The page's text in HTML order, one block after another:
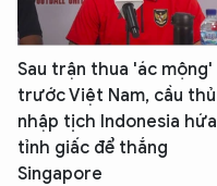
Sau trận thua 'ác mộng'
trước Việt Nam, cầu thủ
nhập tịch Indonesia hứa
tỉnh giấc để thắng
Singapore